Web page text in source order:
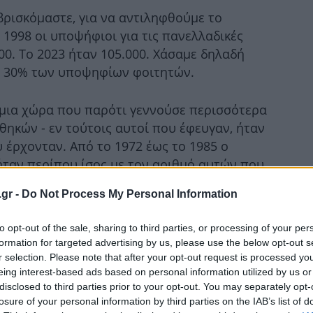
- Do Not Process My Personal Information
opt-out of the sale, sharing to third parties, or processing of your
for targeted advertising by us, please use the below opt-out
selection. Please note that after your opt-out request is processed
interest-based ads based on personal information utilized by us
to third parties prior to your opt-out. You may separately
of your personal information by third parties on the IAB’s list of
για να αντιληφθούμε το
οι υποψήφιοι για τις πανελλαδικές
Το 2023 ήταν 105.000. Χάσαμε δηλαδή
30% των υποψηφίων φοιτητών.
χώρα που παρότι γεννούσε περισσότερα
- εν τούτοις αυτοί που έφευγαν, ήταν
Από το 1972 έως το 1985 ο
περίπου ίσος με τον αριθμό αυτών που
το 2009 τα πράγματα άλλαξαν. Οι
από το εξωτερικό ήταν σταθερά
Το 2010 μαζί με το μνημόνιο ήρθε
Σχεδόν 500.000 άτομα, στην πλειοψηφία
τη χώρα. Αν δει κανείς το διάγραμμα
πρόβλημα, θα συνειδητοποιήσει ότι
Το στοίχημα της επιστροφής τους είναι
επιτευχθεί. Αυτή η γενιά που έφυγε από